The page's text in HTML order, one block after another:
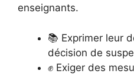
enseignants.
📚 Exprimer leur
décision de
✊ Exiger des